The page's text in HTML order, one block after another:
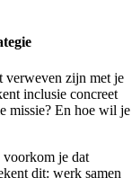
verweven zijn met je
inclusie concreet
missie? En hoe wil je
voorkom je dat
dit: werk samen